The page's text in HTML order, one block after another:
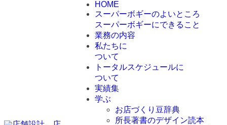
HOME
スーパーボギーのよいところ
スーパーボギーにできること
業務の内容
私たちに
ついて
トータルスケジュールに
ついて
実績集
学ぶ
お店づくり豆辞典
所長著書のデザイン読本